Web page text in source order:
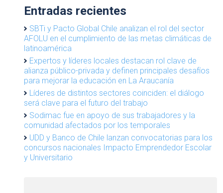
Entradas recientes
SBTi y Pacto Global Chile analizan el rol del sector
AFOLU en el cumplimiento de las metas climáticas de
latinoamérica
Expertos y líderes locales destacan rol clave de
alianza público-privada y definen principales desafíos
para mejorar la educación en La Araucanía
Líderes de distintos sectores coinciden: el diálogo
será clave para el futuro del trabajo
Sodimac fue en apoyo de sus trabajadores y la
comunidad afectados por los temporales
UDD y Banco de Chile lanzan convocatorias para los
concursos nacionales Impacto Emprendedor Escolar
y Universitario